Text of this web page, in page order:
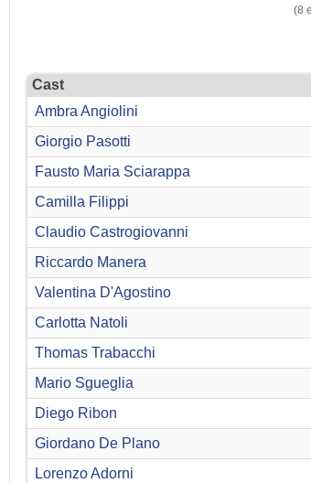
(8
Cast
Ambra Angiolini
Giorgio Pasotti
Fausto Maria Sciarappa
Camilla Filippi
Claudio Castrogiovanni
Riccardo Manera
Valentina D'Agostino
Carlotta Natoli
Thomas Trabacchi
Mario Sgueglia
Diego Ribon
Giordano De Plano
Lorenzo Adorni